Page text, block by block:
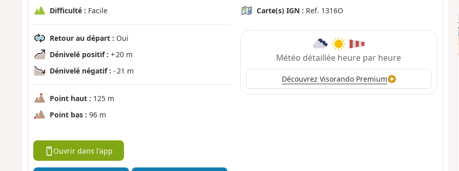
Difficulté : Facile
Retour au départ : Oui
Dénivelé positif : + 20 m
Dénivelé négatif : - 21 m
Point haut : 125 m
Point bas : 96 m
Carte(s) IGN : Ref. 1316O
Météo détaillée heure par heure
Découvrez Visorando Premium
Ouvrir dans l'app